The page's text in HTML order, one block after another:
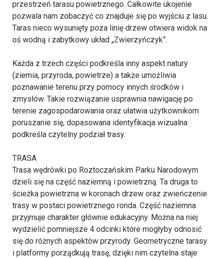
przestrzeń tarasu powietrznego. Całkowite ukojenie
pozwala nam zobaczyć co znajduje się po wyjściu z lasu.
Taras nieco wysunięty poza linię drzew otwiera widok na
oś wodną i zabytkowy układ „Zwierzyńczyk”.
Każda z trzech części podkreśla inny aspekt natury
(ziemia, przyroda, powietrze) a także umożliwia
poznawanie terenu przy pomocy innych środków i
zmysłów. Takie rozwiązanie usprawnia nawigację po
terenie zagospodarowania oraz ułatwia użytkownikom
poruszanie się, dopasowana identyfikacja wizualna
podkreśla czytelny podział trasy.
TRASA
Trasa wędrówki po Roztoczańskim Parku Narodowym
dzieli się na część naziemną i powietrzną. Ta druga to
ścieżka powietrzna w koronach drzew oraz zwieńczenie
trasy w postaci powietrznego ronda. Część naziemna
przyjmuje charakter głównie edukacyjny. Można na niej
wydzielić pomniejsze 4 odcinki które mogłyby odnosić
się do różnych aspektów przyrody. Geometryczne tarasy
i platformy porządkują trasę, dzięki nim czytelna staje